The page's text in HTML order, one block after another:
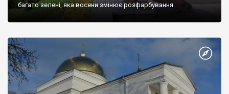
багато зелені, яка восени змінює розфарбування.